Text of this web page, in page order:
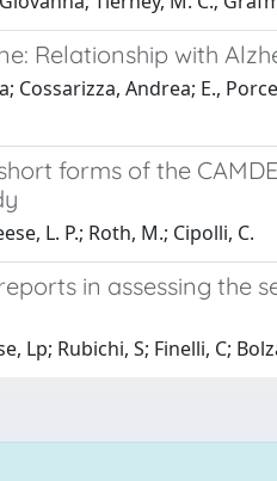
Relationship with
Cossarizza, Andrea; E.,
forms of the
L. P.; Roth, M.; Cipolli, C.
in assessing the
Lp; Rubichi, S; Finelli, C;